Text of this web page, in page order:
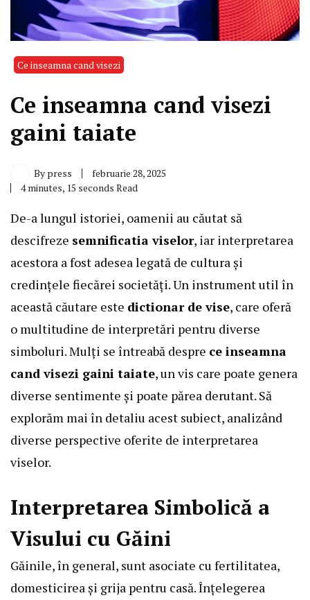
Ce inseamna cand visezi
Ce inseamna cand visezi
gaini taiate
By press
februarie 28, 2025
4 minutes, 15 seconds Read
De-a lungul istoriei, oamenii au căutat să
descifreze semnificatia viselor, iar interpretarea
acestora a fost adesea legată de cultura și
credințele fiecărei societăți. Un instrument util în
această căutare este dictionar de vise, care oferă
o multitudine de interpretări pentru diverse
simboluri. Mulți se întreabă despre ce inseamna
cand visezi gaini taiate, un vis care poate genera
diverse sentimente și poate părea derutant. Să
explorăm mai în detaliu acest subiect, analizând
diverse perspective oferite de interpretarea
viselor.
Interpretarea Simbolică a
Visului cu Găini
Găinile, în general, sunt asociate cu fertilitatea,
domesticirea și grija pentru casă. Înțelegerea